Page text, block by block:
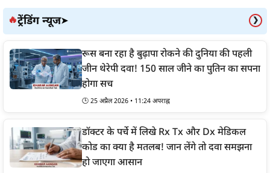
🔥ट्रेंडिंग न्यूज➤ ❯
रूस बना रहा है बुढ़ापा रोकने की दुनिया की पहली
जीन थेरेपी दवा! 150 साल जीने का पुतिन का सपना
होगा सच
🕒 25 अप्रैल 2026 • 11:24 अपराह्न
डॉक्टर के पर्चे में लिखे Rx Tx और Dx मेडिकल
कोड का क्या है मतलब! जान लेंगे तो दवा समझना
हो जाएगा आसान